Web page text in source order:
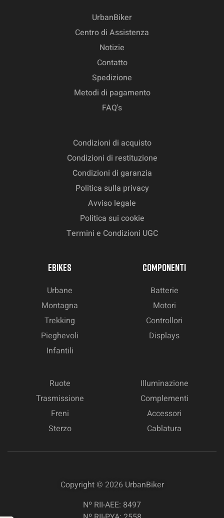
UrbanBiker
Centro di Assistenza
Notizie
Contatto
Spedizione
Metodi di pagamento
FAQ's
Condizioni di acquisto
Condizioni di restituzione
Condizioni di garanzia
Politica sulla privacy
Avviso legale
Politica sui cookie
Termini e Condizioni UGC
EBIKES
Urbane
Montagna
Trekking
Pieghevoli
Infantili
COMPONENTI
Batterie
Motori
Controllori
Displays
Ruote
Trasmissione
Freni
Sterzo
Illuminazione
Complementi
Accessori
Cablatura
Copyright © 2026 UrbanBiker
Nº RII-AEE: 8497